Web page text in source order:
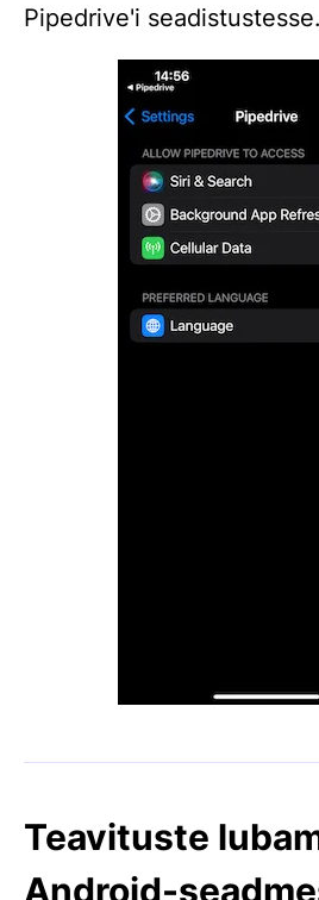
Pipedrive'i seadistustesse.
Teavituste
Android-